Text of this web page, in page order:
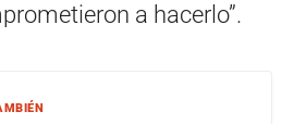
a hacerlo”.